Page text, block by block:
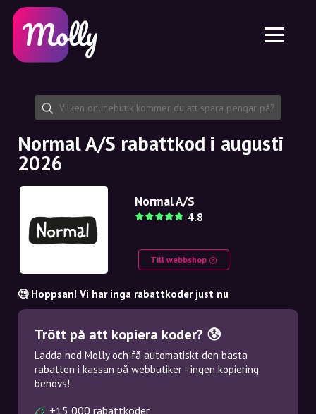
Hudvård
Hårvård
Dela rabattkod
Funktioner
Jobb
Om oss
Samarbete
Plattform
Molly till iPhone och iPad
Molly till Android
SE
EN
NO
NL
Normal A/S rabattkod i augusti
2026
Normal A/S
4.8
Till webbshop
🧐 Hoppsan! Vi har inga rabattkoder just nu
Trött på att kopiera koder? 😰
Ladda ned Molly och få automatiskt den bästa
rabatten i kassan på webbutiker - ingen kopiering
behövs!
+15 000 rabattkoder